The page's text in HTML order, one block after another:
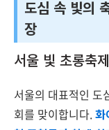
도심 속 빛의
장
서울 빛 초롱축제
서울의 대표적인 도
회를 맞이합니다.화